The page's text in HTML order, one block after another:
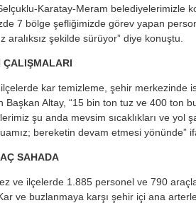
Karatay-Meram belediyelerimizle
7 bölge şefliğimizde görev yapan
aralıksız şekilde sürüyor” diye konuştu.
ÇALIŞMALARI
kar temizleme, şehir merkezinde
Başkan Altay, “15 bin ton tuz ve 400 ton
şu anda mevsim sıcaklıkları ve yol
bereketin devam etmesi yönünde”
SAHADA
ve ilçelerde 1.885 personel ve 790
ve buzlanmaya karşı şehir içi ana